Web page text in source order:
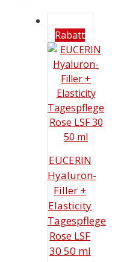
Rabatt
EUCERIN
Hyaluron-
Filler +
Elasticity
Tagespflege
Rose LSF
30 50 ml